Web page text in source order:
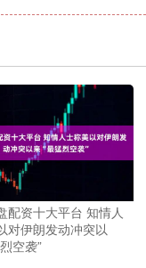
配资十大平台 知情人
对伊朗发动冲突以
空袭”